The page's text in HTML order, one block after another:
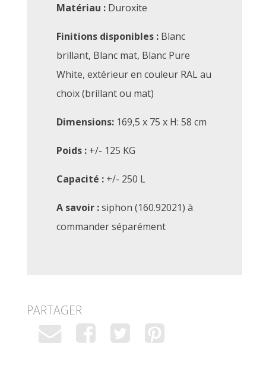
Matériau : Duroxite
Finitions disponibles : Blanc
brillant, Blanc mat, Blanc Pure
White, extérieur en couleur RAL au
choix (brillant ou mat)
Dimensions: 169,5 x 75 x H: 58 cm
Poids : +/- 125 KG
Capacité : +/- 250 L
A savoir :siphon (160.92021) à
commander séparément
PARTAGER